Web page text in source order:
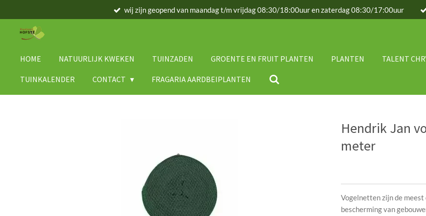
direct
hoofdinhoud
wij zijn geopend van maandag t/m vrijdag 08:30/18:00uur en zaterdag 08:30/17:00uur
HOME NATUURLIJK KWEKEN TUINZADEN GROENTE EN FRUIT PLANTEN PLANTEN TALENT
TUINKALENDER CONTACT FRAGARIA AARDBEIPLANTEN
Hendrik Jan
meter
Vogelnetten zijn de
bescherming van